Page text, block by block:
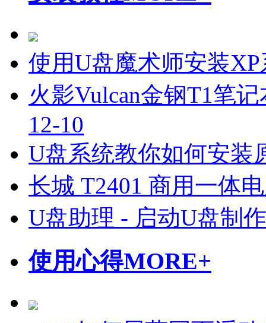
使用U盘魔术师安装
火影Vulcan金钢T1笔
12-10
U盘系统教你如何安装
长城 T2401 商用一体
U盘助理 - 启动U盘制
使用心得MORE+